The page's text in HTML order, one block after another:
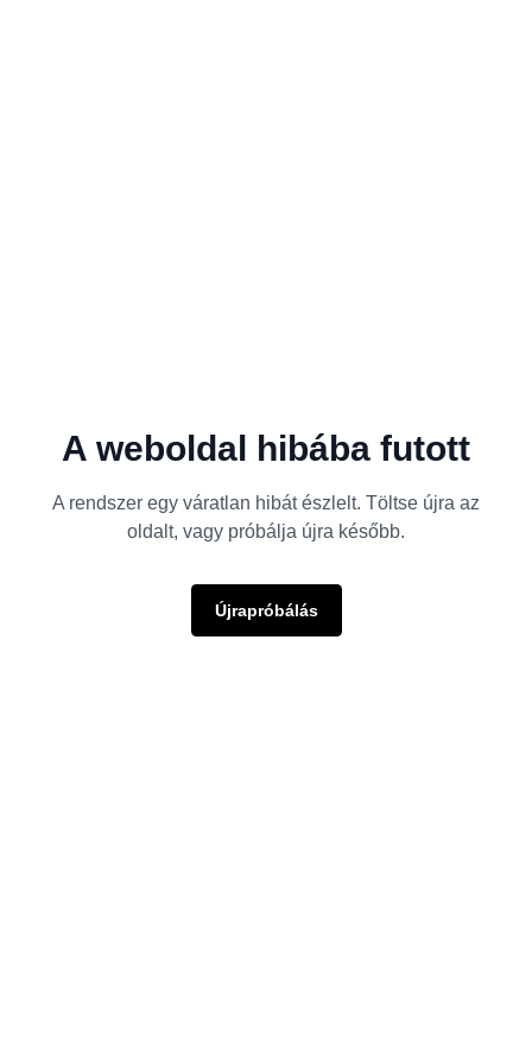
A weboldal hibába futott
A rendszer egy váratlan hibát észlelt. Töltse újra az
oldalt, vagy próbálja újra később.
Újrapróbálás